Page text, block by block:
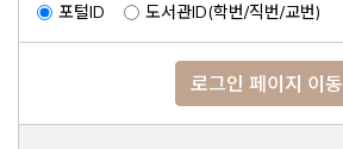
포털ID 도서관ID(학번/직번/교번)
로그인 페이지 이동